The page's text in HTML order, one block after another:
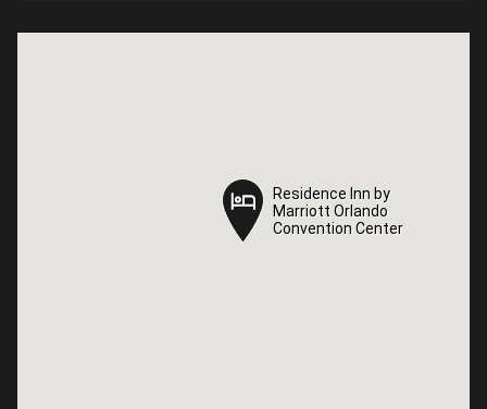
Residence Inn by
Marriott Orlando
Convention Center
Residence Inn by
Marriott Orlando
Convention Center